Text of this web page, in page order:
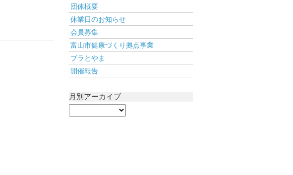
団体概要
休業日のお知らせ
会員募集
富山市健康づくり拠点事業
ブラとやま
開催報告
月別アーカイブ